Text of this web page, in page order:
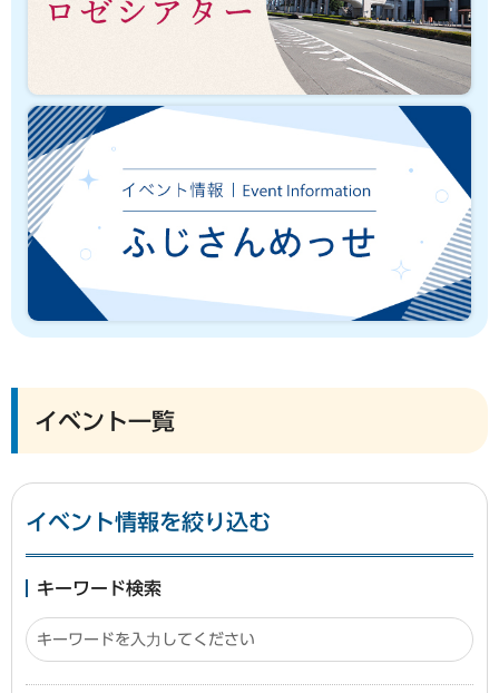
イベント一覧
イベント情報を絞り込む
キーワード検索